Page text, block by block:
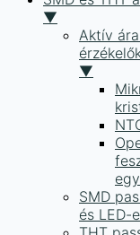
▼
Aktív
▼
SMD
és LED-